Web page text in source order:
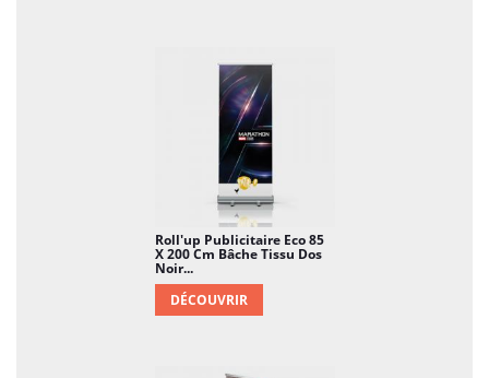
souhaitez projeter une image élégante et
professionnelle de votre entreprise.
Le Roll'up publicitaire Élégance
avec bâche en tissu dos noir M1 280g/m2
personnalisé offre une solution sophistiquée
et professionnelle pour accroître la visibilité de
votre entreprise. Avec sa qualité d'impression,
son design élégant, sa praticité et sa
personnalisation, il constitue un choix idéal
pour communiquer de manière haut de
Roll'up Publicitaire Eco 85
X 200 Cm Bâche Tissu Dos
Noir...
DÉCOUVRIR